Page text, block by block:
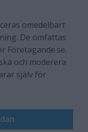
omedelbart
De omfattas
Företagande.se.
och moderera
själv för